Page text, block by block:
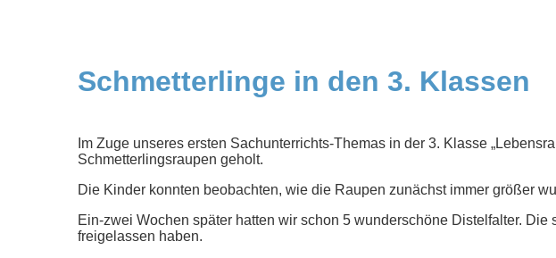
Schmetterlinge in den 3. Klassen
Im Zuge unseres ersten Sachunterrichts-Themas in der 3. Klasse
Schmetterlingsraupen geholt.
Die Kinder konnten beobachten, wie die Raupen zunächst immer größer
Ein-zwei Wochen später hatten wir schon 5 wunderschöne Distelfalter.
freigelassen haben.